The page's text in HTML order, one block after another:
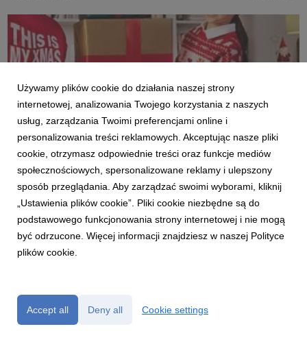
SMYK_AW25_XMASS_prawa do 09.28_1376.jpg
image|3.97 MB Download
SMYK_AW25_XMASS_prawa do 09.28_9258.jpg
Używamy plików cookie do działania naszej strony
internetowej, analizowania Twojego korzystania z naszych
usług, zarządzania Twoimi preferencjami online i
personalizowania treści reklamowych. Akceptując nasze pliki
cookie, otrzymasz odpowiednie treści oraz funkcje mediów
społecznościowych, spersonalizowane reklamy i ulepszony
sposób przeglądania. Aby zarządzać swoimi wyborami, kliknij
„Ustawienia plików cookie”. Pliki cookie niezbędne są do
podstawowego funkcjonowania strony internetowej i nie mogą
być odrzucone. Więcej informacji znajdziesz w naszej Polityce
plików cookie.
Accept all Deny all Cookie settings